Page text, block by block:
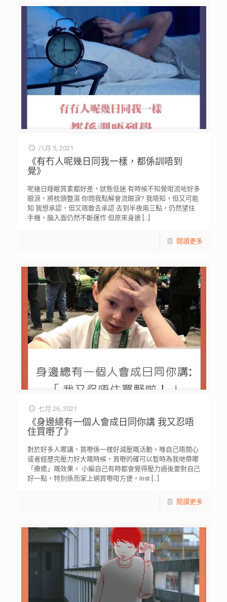
八月 5, 2021
《有冇人呢幾日同我一樣，都係訓唔到
覺》
呢幾日睡眠質素都好差，狀態低迷 有時候不知覺咁流咗好多
眼淚，將枕頭整濕 你問我點解會流眼淚? 我唔知，但又可能
知 我想承認，但又唔敢去承認 去到半夜兩三點，仍然望住
手機，腦入面仍然不斷運作 但原來身邊[…]
閱讀更多
七月 26, 2021
《身邊總有一個人會成日同你講 我又忍唔
住買嘢了》
對於好多人嚟講，買嘢係一樣好減壓嘅活動。喺自己唔開心
或者經歷完壓力好大嘅時候，買嘢的確可以暫時為我哋帶嚟
「療癒」嘅效果。 小編自己有時都會覺得壓力過後要對自己
好一點，特別係而家上網買嘢咁方便，Inst[…]
閱讀更多